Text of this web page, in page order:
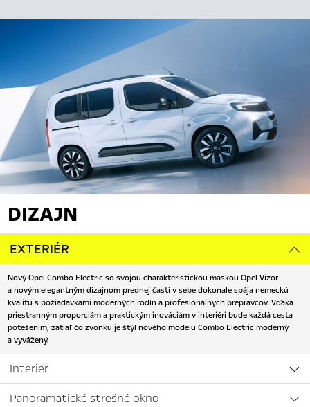
DIZAJN
EXTERIÉR
Nový Opel Combo Electric so svojou charakteristickou maskou Opel Vizor
a novým elegantným dizajnom prednej časti v sebe dokonale spája nemeckú
kvalitu s požiadavkami moderných rodín a profesionálnych prepravcov. Vďaka
priestranným proporciám a praktickým inováciám v interiéri bude každá cesta
potešením, zatiaľ čo zvonku je štýl nového modelu Combo Electric moderný
a vyvážený.
Interiér
Panoramatické strešné okno